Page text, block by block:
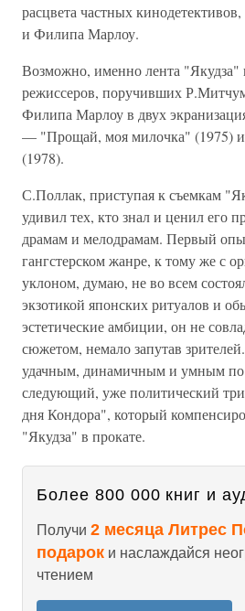
расцвета частных
и Филипа Марлоу.
Возможно, именно лента "Якудза"
режиссеров, поручивших
Филипа Марлоу в двух
— "Прощай, моя милочка" (1975)
(1978).
С.Поллак, приступая к съемкам
удивил тех, кто знал и ценил его
драмам и мелодрамам. Первый
гангстерском жанре, к тому же с
уклоном, думаю, не во всем
экзотикой японских ритуалов и
эстетические амбиции, он не
сюжетом, немало запутав
удачным, динамичным и умным
следующий, уже политический
дня Кондора", который
"Якудза" в прокате.
Более 800 000 книг и
Получи 2 месяца Литрес
подарок и наслаждайся
чтением